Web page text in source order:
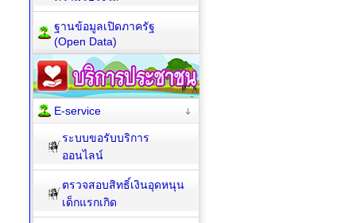
ฐานข้อมูลเปิดภาครัฐ
(Open Data)
E-service
ระบบขอรับบริการ
ออนไลน์
ตรวจสอบสิทธิ์เงินอุดหนุน
เด็กแรกเกิด